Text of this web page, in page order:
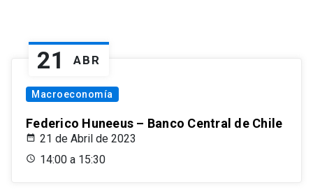
21 ABR
Macroeconomía
Federico Huneeus – Banco Central de Chile
21 de Abril de 2023
14:00 a 15:30